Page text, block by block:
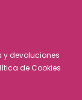
y devoluciones
de Cookies